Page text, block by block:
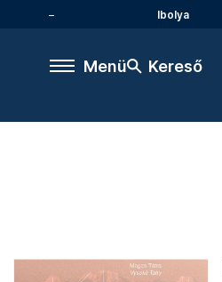
Ibolya
Menü Kereső